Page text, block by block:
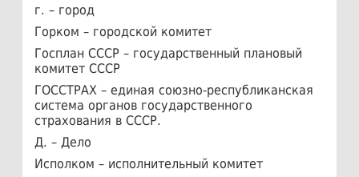
г. – город
Горком – городской комитет
Госплан СССР – государственный плановый
комитет СССР
ГОССТРАХ – единая союзно-республиканская
система органов государственного
страхования в СССР.
Д. – Дело
Исполком – исполнительный комитет